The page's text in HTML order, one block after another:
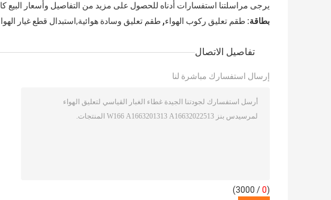
يرجى مراسلتنا استفسارات أدناه للحصول على مزيد من التفاصيل وأسعار البيع
بطاقة: طقم تعليق ركوب الهواء, طقم تعليق وسادة هوائية,استبدال قطع غيار
تفاصيل الاتصال
إرسال استفسارك مباشرة لنا
(
0
/ 3000)